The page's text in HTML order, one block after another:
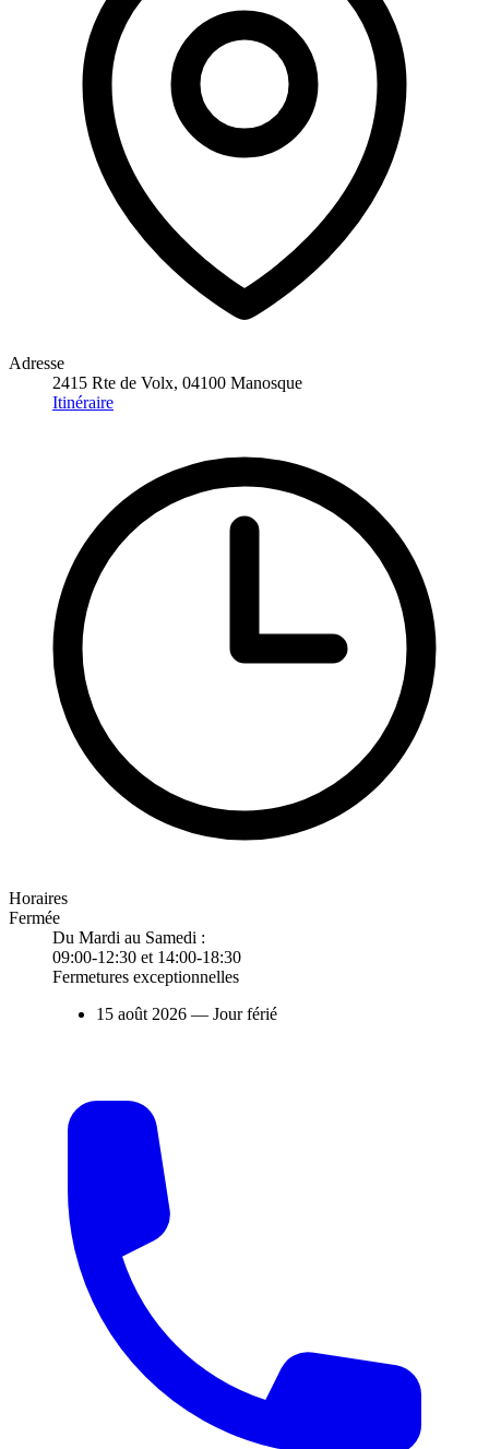
Adresse
2415 Rte de Volx, 04100 Manosque
Itinéraire
Horaires
Fermée
Du Mardi au Samedi :
09:00-12:30 et 14:00-18:30
Fermetures exceptionnelles
15 août 2026 — Jour férié